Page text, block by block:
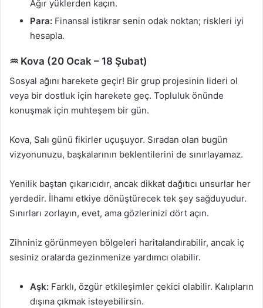
Ağır yüklerden kaçın.
Para: Finansal istikrar senin odak noktan; riskleri iyi
hesapla.
♒ Kova (20 Ocak – 18 Şubat)
Sosyal ağını harekete geçir! Bir grup projesinin lideri ol
veya bir dostluk için harekete geç. Topluluk önünde
konuşmak için muhteşem bir gün.
Kova, Salı günü fikirler uçuşuyor. Sıradan olan bugün
vizyonunuzu, başkalarının beklentilerini de sınırlayamaz.
Yenilik baştan çıkarıcıdır, ancak dikkat dağıtıcı unsurlar her
yerdedir. İlhamı etkiye dönüştürecek tek şey sağduyudur.
Sınırları zorlayın, evet, ama gözlerinizi dört açın.
Zihniniz görünmeyen bölgeleri haritalandırabilir, ancak iç
sesiniz oralarda gezinmenize yardımcı olabilir.
Aşk: Farklı, özgür etkileşimler çekici olabilir. Kalıpların
dışına çıkmak isteyebilirsin.